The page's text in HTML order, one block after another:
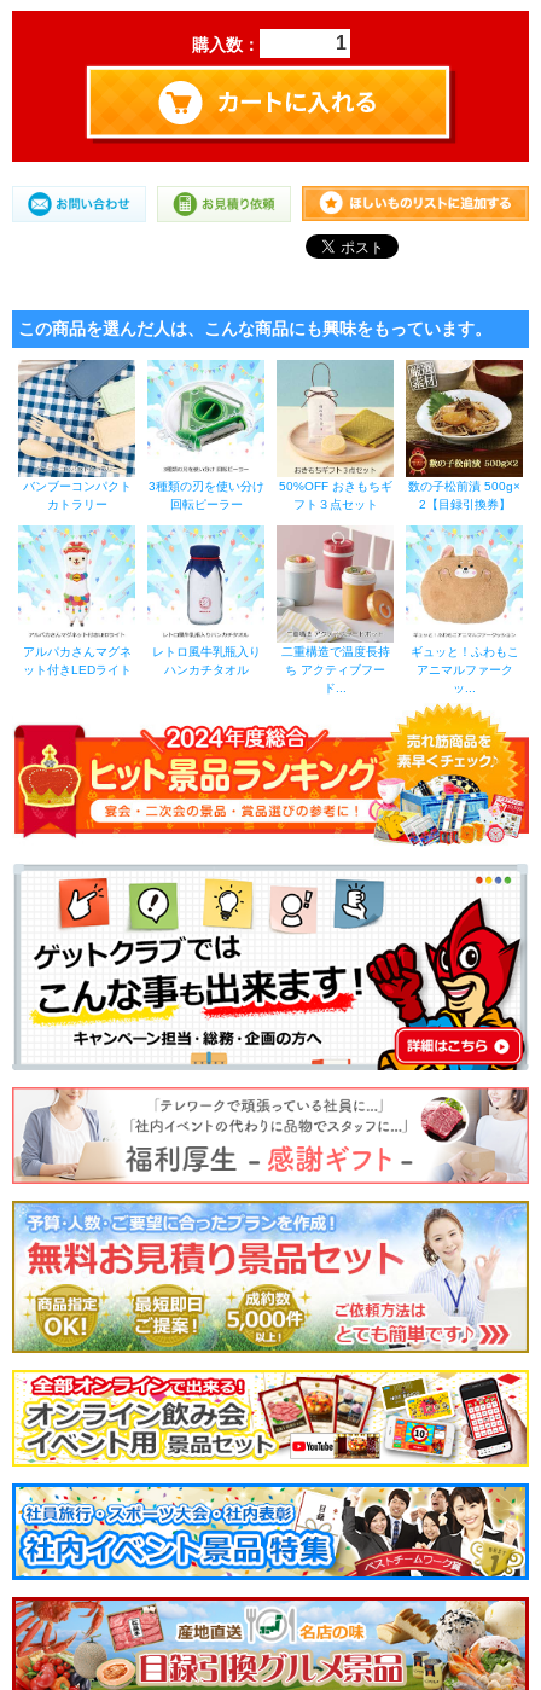
購入数：
この商品を選んだ人は、こんな商品にも興味をもっています。
バンブーコンパクト
カトラリー
3種類の刃を使い分け
回転ピーラー
50%OFF おきもちギ
フト３点セット
数の子松前漬 500g×
2【目録引換券】
アルパカさんマグネ
ット付きLEDライト
レトロ風牛乳瓶入り
ハンカチタオル
二重構造で温度長持
ち アクティブフー
ド...
ギュッと！ふわもこ
アニマルファーク
ッ...